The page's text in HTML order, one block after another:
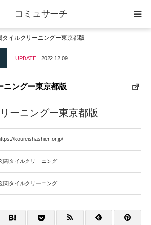
コミュサーチ
タイルクリーニングー東京都版
UPDATE 2022.12.09
ニングー東京都版
ーニングー東京都版
koureishashien.or.jp/
関タイルクリーニング
関タイルクリーニング